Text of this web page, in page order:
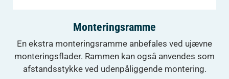
Monteringsramme
En ekstra monteringsramme anbefales ved ujævne
monteringsflader. Rammen kan også anvendes som
afstandsstykke ved udenpåliggende montering.